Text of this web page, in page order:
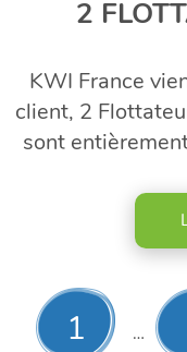
2
KWI France
client, 2 Flottateurs
sont
traiter un débit
1 …